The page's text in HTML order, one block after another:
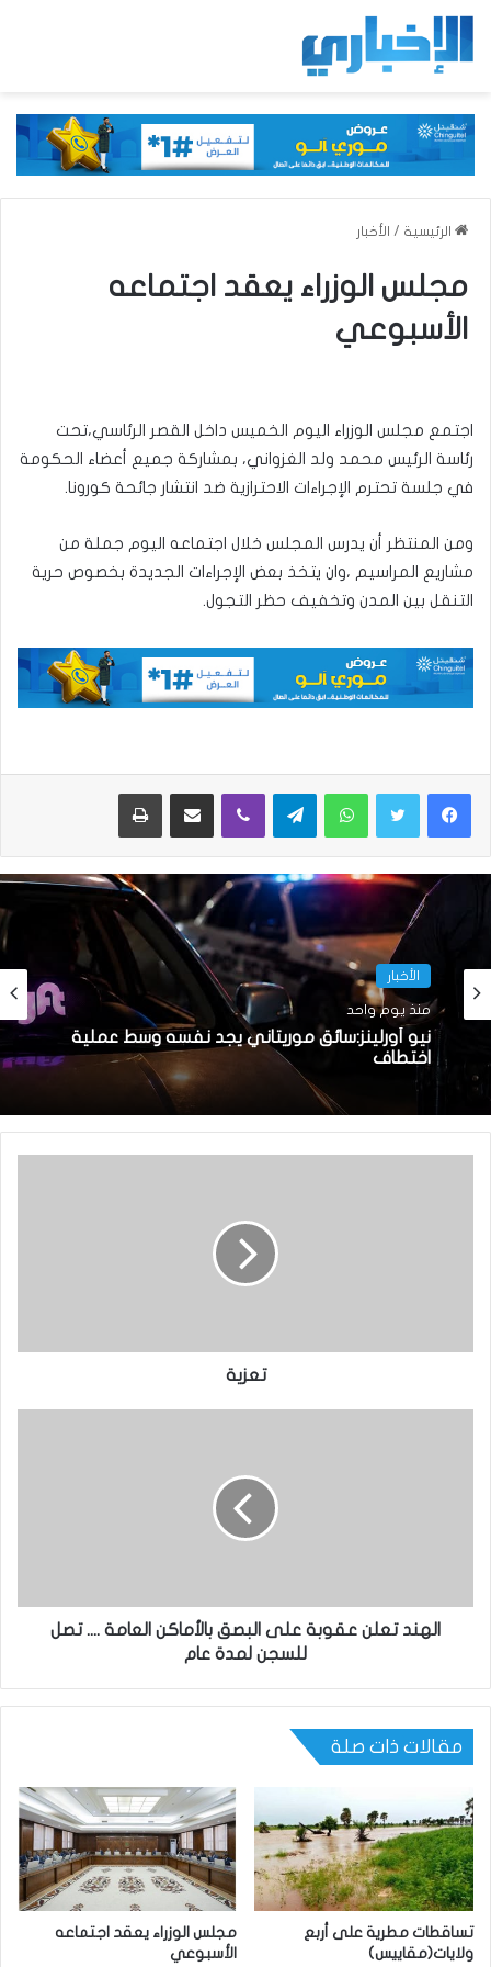
الرئيسية / الأخبار
مجلس الوزراء يعقد اجتماعه
الأسبوعي
اجتمع مجلس الوزراء اليوم الخميس داخل القصر الرئاسي،تحت
رئاسة الرئيس محمد ولد الغزواني، بمشاركة جميع أعضاء الحكومة
في جلسة تحترم الإجراءات الاحترازية ضد انتشار جائحة كورونا.
ومن المنتظر أن يدرس المجلس خلال اجتماعه اليوم جملة من
مشاريع المراسيم ،وان يتخذ بعض الإجراءات الجديدة بخصوص حرية
التنقل بين المدن وتخفيف حظر التجول.
واتساب تيلقرام ڤايبر مشاركة عبر البريد طباعة
الأخبار
منذ يوم واحد
نيو أورلينز:سائق موريتاني يجد نفسه وسط عملية
اختطاف
تعزية
الهند تعلن عقوبة على البصق بالأماكن العامة .... تصل
للسجن لمدة عام
مقالات ذات صلة
تساقطات مطرية على أربع
ولايات(مقاييس)
مجلس الوزراء يعقد اجتماعه
الأسبوعي